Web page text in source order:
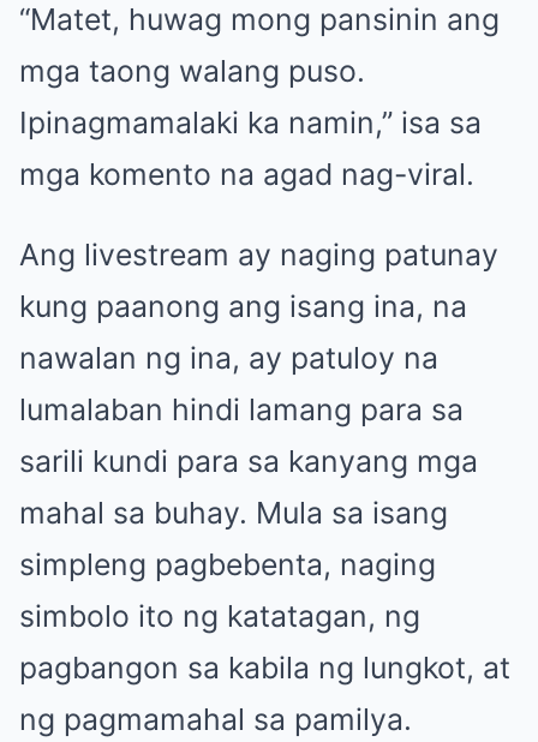
“Matet, huwag mong pansinin ang
mga taong walang puso.
Ipinagmamalaki ka namin,” isa sa
mga komento na agad nag-viral.
Ang livestream ay naging patunay
kung paanong ang isang ina, na
nawalan ng ina, ay patuloy na
lumalaban hindi lamang para sa
sarili kundi para sa kanyang mga
mahal sa buhay. Mula sa isang
simpleng pagbebenta, naging
simbolo ito ng katatagan, ng
pagbangon sa kabila ng lungkot, at
ng pagmamahal sa pamilya.